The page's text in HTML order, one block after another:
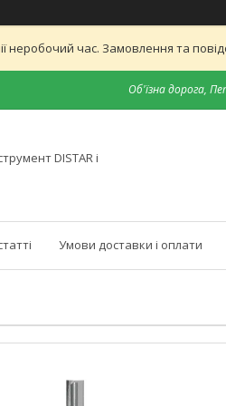
неробочий час. Замовлення та
Об'їзна дорога,
DISTAR і
Умови доставки і оплати